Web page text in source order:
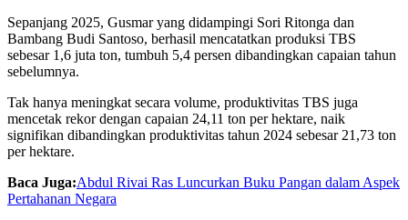
Sepanjang 2025, Gusmar yang didampingi Sori Ritonga dan
Bambang Budi Santoso, berhasil mencatatkan produksi TBS
sebesar 1,6 juta ton, tumbuh 5,4 persen dibandingkan capaian tahun
sebelumnya.
Tak hanya meningkat secara volume, produktivitas TBS juga
mencetak rekor dengan capaian 24,11 ton per hektare, naik
signifikan dibandingkan produktivitas tahun 2024 sebesar 21,73 ton
per hektare.
Baca Juga:Abdul Rivai Ras Luncurkan Buku Pangan dalam Aspek
Pertahanan Negara